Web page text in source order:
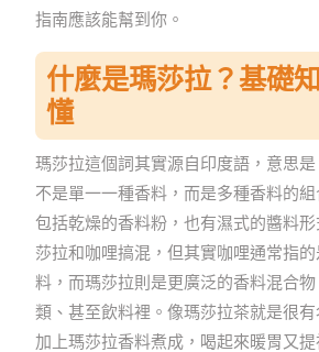
指南應該能幫到你。
什麼是瑪莎拉？基礎
懂
瑪莎拉這個詞其實源自印度語，意思
不是單一一種香料，而是多種香料的
包括乾燥的香料粉，也有濕式的醬料
莎拉和咖哩搞混，但其實咖哩通常指
料，而瑪莎拉則是更廣泛的香料混合
類、甚至飲料裡。像瑪莎拉茶就是很
加上瑪莎拉香料煮成，喝起來暖胃又提